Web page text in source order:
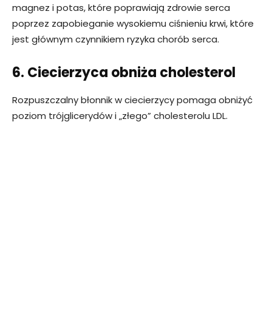
magnez i potas, które poprawiają zdrowie serca
poprzez zapobieganie wysokiemu ciśnieniu krwi, które
jest głównym czynnikiem ryzyka chorób serca.
6. Ciecierzyca obniża cholesterol
Rozpuszczalny błonnik w ciecierzycy pomaga obniżyć
poziom trójglicerydów i „złego” cholesterolu LDL.